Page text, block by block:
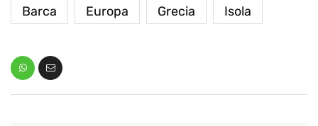
Barca Europa Grecia Isola